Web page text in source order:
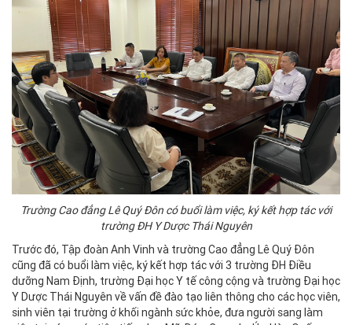
Trường Cao đẳng Lê Quý Đôn có buổi làm việc, ký kết hợp tác với
trường ĐH Y Dược Thái Nguyên
Trước đó, Tập đoàn Anh Vinh và trường Cao đẳng Lê Quý Đôn
cũng đã có buổi làm việc, ký kết hợp tác với 3 trường ĐH Điều
dưỡng Nam Định, trường Đại học Y tế công cộng và trường Đại học
Y Dược Thái Nguyên về vấn đề đào tạo liên thông cho các học viên,
sinh viên tại trường ở khối ngành sức khỏe, đưa người sang làm